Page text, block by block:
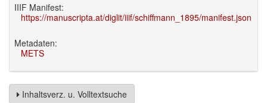
IIIF Manifest:
https://manuscripta.at/diglit/iiif/schiffmann_1895/manifest.json
Metadaten:
METS
Inhaltsverz. u. Volltextsuche